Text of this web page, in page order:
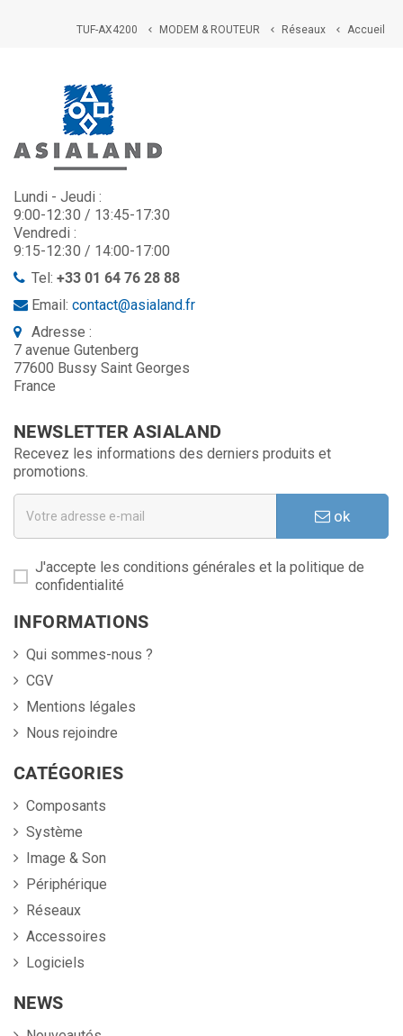
Accueil

Réseaux

MODEM & ROUTEUR

TUF-AX4200
Lundi - Jeudi :
9:00-12:30 / 13:45-17:30
Vendredi :
9:15-12:30 / 14:00-17:00
Tel: +33 01 64 76 28 88
Email: contact@asialand.fr
Adresse :
7 avenue Gutenberg
77600 Bussy Saint Georges
France
NEWSLETTER ASIALAND
Recevez les informations des derniers produits et
promotions.
ok
J'accepte les conditions générales et la politique de
confidentialité
INFORMATIONS
Qui sommes-nous ?
CGV
Mentions légales
Nous rejoindre
CATÉGORIES
Composants
Système
Image & Son
Périphérique
Réseaux
Accessoires
Logiciels
NEWS